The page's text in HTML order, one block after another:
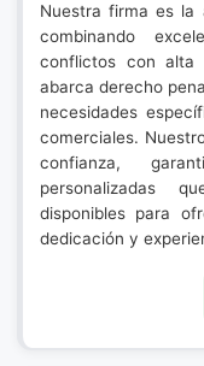
Nuestra firma es la
combinando
conflictos con alta
abarca derecho
necesidades
comerciales.
confianza,
personalizadas
disponibles para
dedicación y